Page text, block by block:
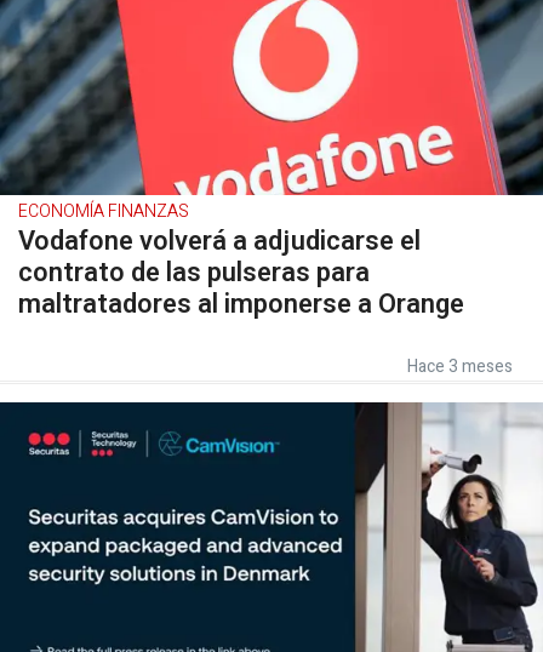
ECONOMÍA FINANZAS
Vodafone volverá a adjudicarse el
contrato de las pulseras para
maltratadores al imponerse a Orange
Hace 3 meses